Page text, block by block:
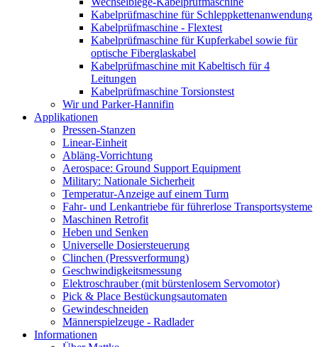
Kabelprüfmaschine für Schleppkettenanwendung
Kabelprüfmaschine - Flextest
Kabelprüfmaschine für Kupferkabel sowie für
optische Fiberglaskabel
Kabelprüfmaschine mit Kabeltisch für 4
Leitungen
Kabelprüfmaschine Torsionstest
Wir und Parker-Hannifin
Applikationen
Pressen-Stanzen
Linear-Einheit
Abläng-Vorrichtung
Aerospace: Ground Support Equipment
Military: Nationale Sicherheit
Temperatur-Anzeige auf einem Turm
Fahr- und Lenkantriebe für führerlose Transportsysteme
Maschinen Retrofit
Heben und Senken
Universelle Dosiersteuerung
Clinchen (Pressverformung)
Geschwindigkeitsmessung
Elektroschrauber (mit bürstenlosem Servomotor)
Pick & Place Bestückungsautomaten
Gewindeschneiden
Männerspielzeuge - Radlader
Informationen